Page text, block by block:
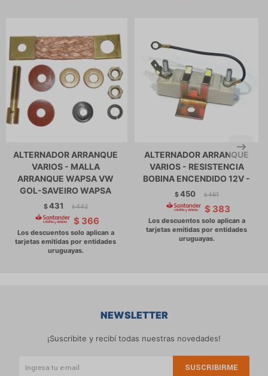
ALTERNADOR ARRANQUE
VARIOS - MALLA
ARRANQUE WAPSA VW
GOL-SAVEIRO WAPSA
$431 $ 442
$ 366
ALTERNADOR ARRANQUE
VARIOS - RESISTENCIA
BOBINA ENCENDIDO 12V -
$450 $ 461
$ 383
NEWSLETTER
¡Suscribite y recibí todas nuestras novedades!
SUSCRIBIRME